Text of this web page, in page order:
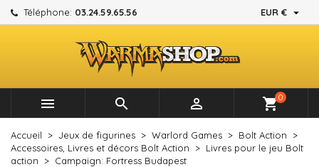
Téléphone: 03.24.59.65.56 EUR € 
   shopping_cart0
Accueil Jeux de figurines Warlord Games
Bolt Action
Accessoires, Livres et décors Bolt Action
Livres pour le jeu Bolt
action
Campaign: Fortress Budapest
Mes listes d'envies ×
Créer une nouvelle liste
Créer une liste d'envies ×
Nom de la liste d'envies
Annuler Créer une liste d'envies
Connexion ×
Vous devez être connecté pour ajouter des produits à
votre liste d'envies.